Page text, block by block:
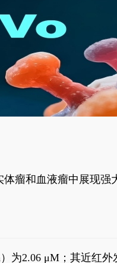
瘤和血液瘤中展现强
为2.06 μM；其近红